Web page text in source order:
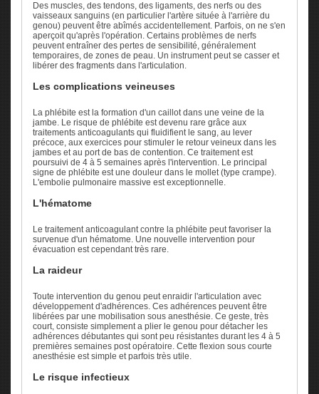
Des muscles, des tendons, des ligaments, des nerfs ou des
vaisseaux sanguins (en particulier l'artère située à l'arrière du
genou) peuvent être abîmés accidentellement. Parfois, on ne s'en
aperçoit qu'après l'opération. Certains problèmes de nerfs
peuvent entraîner des pertes de sensibilité, généralement
temporaires, de zones de peau. Un instrument peut se casser et
libérer des fragments dans l'articulation.
Les complications veineuses
La phlébite est la formation d'un caillot dans une veine de la
jambe. Le risque de phlébite est devenu rare grâce aux
traitements anticoagulants qui fluidifient le sang, au lever
précoce, aux exercices pour stimuler le retour veineux dans les
jambes et au port de bas de contention. Ce traitement est
poursuivi de 4 à 5 semaines après l'intervention. Le principal
signe de phlébite est une douleur dans le mollet (type crampe).
L'embolie pulmonaire massive est exceptionnelle.
L'hématome
Le traitement anticoagulant contre la phlébite peut favoriser la
survenue d'un hématome. Une nouvelle intervention pour
évacuation est cependant très rare.
La raideur
Toute intervention du genou peut enraidir l'articulation avec
développement d'adhérences. Ces adhérences peuvent être
libérées par une mobilisation sous anesthésie. Ce geste, très
court, consiste simplement a plier le genou pour détacher les
adhérences débutantes qui sont peu résistantes durant les 4 à 5
premières semaines post opératoire. Cette flexion sous courte
anesthésie est simple et parfois très utile.
Le risque infectieux